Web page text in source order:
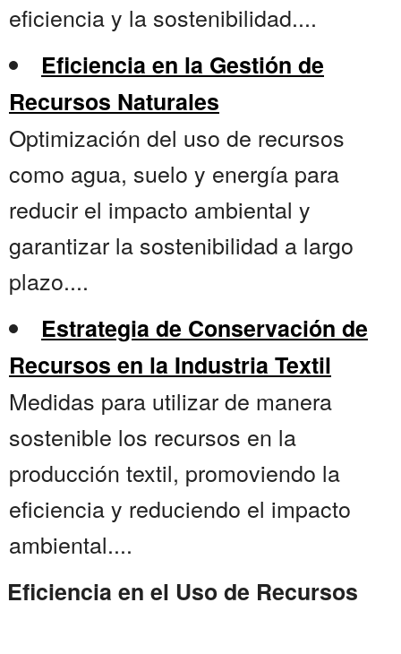
eficiencia y la sostenibilidad....
Eficiencia en la Gestión de
Recursos Naturales
Optimización del uso de recursos
como agua, suelo y energía para
reducir el impacto ambiental y
garantizar la sostenibilidad a largo
plazo....
Estrategia de Conservación de
Recursos en la Industria Textil
Medidas para utilizar de manera
sostenible los recursos en la
producción textil, promoviendo la
eficiencia y reduciendo el impacto
ambiental....
Eficiencia en el Uso de Recursos